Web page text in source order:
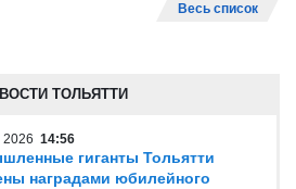
Весь список
ТОЛЬЯТТИ
14:56
гиганты Тольятти
наградами юбилейного